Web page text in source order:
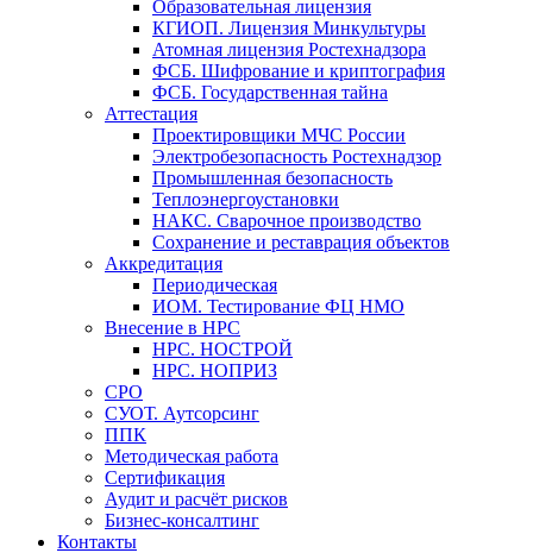
Образовательная лицензия
КГИОП. Лицензия Минкультуры
Атомная лицензия Ростехнадзора
ФСБ. Шифрование и криптография
ФСБ. Государственная тайна
Аттестация
Проектировщики МЧС России
Электробезопасность Ростехнадзор
Промышленная безопасность
Теплоэнергоустановки
НАКС. Сварочное производство
Сохранение и реставрация объектов
Аккредитация
Периодическая
ИОМ. Тестирование ФЦ НМО
Внесение в НРС
НРС. НОСТРОЙ
НРС. НОПРИЗ
СРО
СУОТ. Аутсорсинг
ППК
Методическая работа
Сертификация
Аудит и расчёт рисков
Бизнес-консалтинг
Контакты